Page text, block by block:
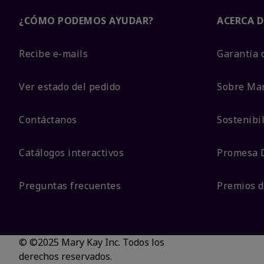
¿CÓMO PODEMOS AYUDAR?
Recibe e-mails
Ver estado del pedido
Contáctanos
Catálogos interactivos
Preguntas frecuentes
ACERCA
Garantía
Sobre
Promesa
Premios
© ©2025 Mary Kay Inc. Todos los
derechos reservados.